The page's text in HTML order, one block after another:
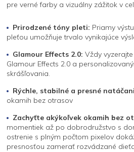
pre verné farby a vizuálny zážitok v
Prirodzené tóny pleti: Priamy
pleťou umožňuje trvalo vynikajúce
Glamour Effects 2.0: Vždy
Glamour Effects 2.0 a
skrášľovania.
Rýchle, stabilné a presné
okamih bez otrasov
Zachyťte akýkoľvek okamih bez
momentiek až po dobrodružstvo s
ostrenie s plným počtom pixelov
presnosťou zamerať rozvádzané